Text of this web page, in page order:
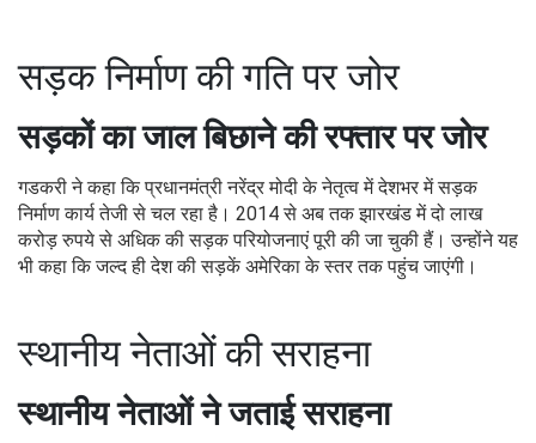
सड़क निर्माण की गति पर जोर
सड़कों का जाल बिछाने की रफ्तार पर जोर
गडकरी ने कहा कि प्रधानमंत्री नरेंद्र मोदी के नेतृत्व में देशभर में सड़क
निर्माण कार्य तेजी से चल रहा है। 2014 से अब तक झारखंड में दो लाख
करोड़ रुपये से अधिक की सड़क परियोजनाएं पूरी की जा चुकी हैं। उन्होंने यह
भी कहा कि जल्द ही देश की सड़कें अमेरिका के स्तर तक पहुंच जाएंगी।
स्थानीय नेताओं की सराहना
स्थानीय नेताओं ने जताई सराहना